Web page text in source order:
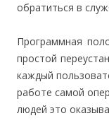
обратиться в
Программная
простой
каждый
работе самой
людей это